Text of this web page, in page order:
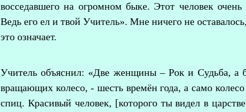
восседавшего на огромном быке. Этот человек
Ведь его ел и твой Учитель». Мне ничего не
это означает.
Учитель объяснил: «Две женщины – Рок и Судьба,
вращающих колесо, - шесть времён года, а само
спиц. Красивый человек, [которого ты видел в